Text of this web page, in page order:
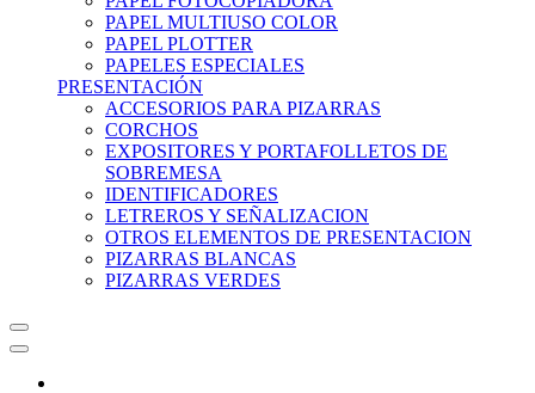
PAPEL MULTIUSO COLOR
PAPEL PLOTTER
PAPELES ESPECIALES
PRESENTACIÓN
ACCESORIOS PARA PIZARRAS
CORCHOS
EXPOSITORES Y PORTAFOLLETOS DE
SOBREMESA
IDENTIFICADORES
LETREROS Y SEÑALIZACION
OTROS ELEMENTOS DE PRESENTACION
PIZARRAS BLANCAS
PIZARRAS VERDES